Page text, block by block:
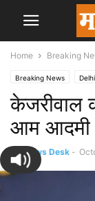
Home Breaking
Breaking News Delhi
केजरीवाल
आम आदमी
By News Desk -